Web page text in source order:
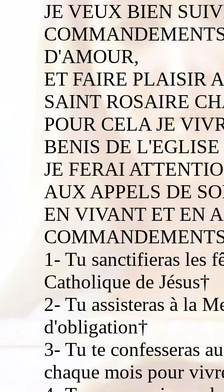
JE VEUX BIEN
D'AMOUR,
ET FAIRE PLAISIR
SAINT ROSAIRE
POUR CELA JE
BENIS DE
JE FERAI
AUX APPELS DE
EN VIVANT ET EN
1- Tu sanctifieras les
Catholique de Jésus†
2- Tu assisteras à la
d'obligation†
3- Tu te confesseras
chaque mois pour